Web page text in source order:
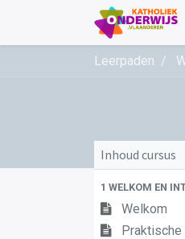
Leerpaden
Inhoud cursus
1 WELKOM EN
Welkom
Praktische